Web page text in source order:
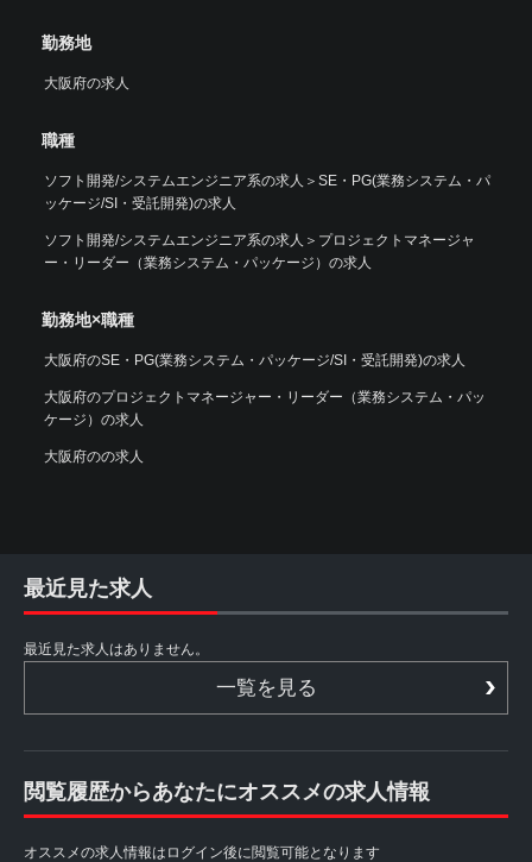
勤務地
大阪府の求人
職種
ソフト開発/システムエンジニア系の求人 ＞ SE・PG(業務システム・パ
ッケージ/SI・受託開発)の求人
ソフト開発/システムエンジニア系の求人 ＞ プロジェクトマネージャ
ー・リーダー（業務システム・パッケージ）の求人
勤務地×職種
大阪府のSE・PG(業務システム・パッケージ/SI・受託開発)の求人
大阪府のプロジェクトマネージャー・リーダー（業務システム・パッ
ケージ）の求人
大阪府のの求人
最近見た求人
最近見た求人はありません。
一覧を見る
閲覧履歴からあなたにオススメの求人情報
オススメの求人情報はログイン後に閲覧可能となります